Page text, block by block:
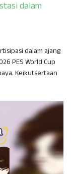
dalam
dalam ajang
PES World Cup
Keikutsertaan